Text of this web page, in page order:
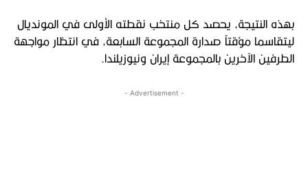
بهذه النتيجة، يحصد كل منتخب نقطته الأولى في المونديال
ليتقاسما مؤقتاً صدارة المجموعة السابعة، في انتظار مواجهة
الطرفين الآخرين بالمجموعة إيران ونيوزيلندا.
- Advertisement -